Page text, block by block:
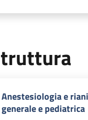
Anestesiologia e
generale e pediatrica